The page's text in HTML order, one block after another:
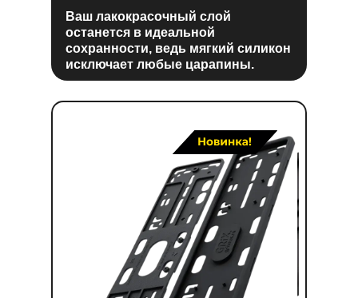
Ваш лакокрасочный слой
останется в идеальной
сохранности, ведь мягкий силикон
исключает любые царапины.